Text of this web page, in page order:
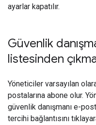
ayarlar kapatılır.
Güvenlik
listesinden
Yöneticiler varsayılan
postalarına abone olur.
güvenlik danışmanı e-
tercihi bağlantısını